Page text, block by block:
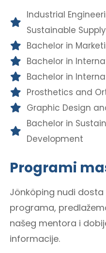
Industrial
Sustainable
Bachelor in
Bachelor in
Bachelor in
Prosthetics and
Graphic Design
Bachelor in
Development
Programi
Jönköping nudi
programa,
našeg mentora i
informacije.